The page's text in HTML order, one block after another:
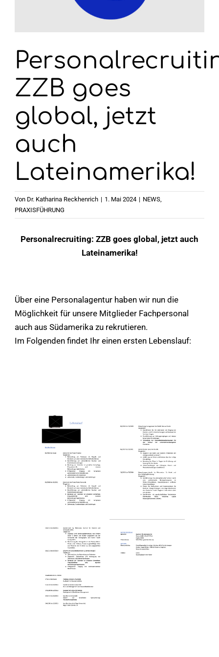
ZZB goes
global, jetzt
auch
Lateinamerika!
Von Dr. Katharina Reckhenrich | 1. Mai 2024 | NEWS,
PRAXISFÜHRUNG
Personalrecruiting: ZZB goes global, jetzt auch
Lateinamerika!
Über eine Personalagentur haben wir nun die
Möglichkeit für unsere Mitglieder Fachpersonal
auch aus Südamerika zu rekrutieren.
Im Folgenden findet Ihr einen ersten Lebenslauf: